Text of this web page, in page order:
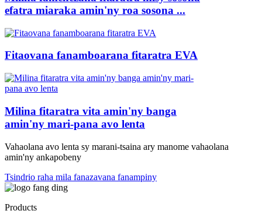
efatra miaraka amin'ny roa sosona ...
Fitaovana fanamboarana fitaratra EVA
Milina fitaratra vita amin'ny banga
amin'ny mari-pana avo lenta
Vahaolana avo lenta sy marani-tsaina ary manome vahaolana
amin'ny ankapobeny
Tsindrio raha mila fanazavana fanampiny
Products